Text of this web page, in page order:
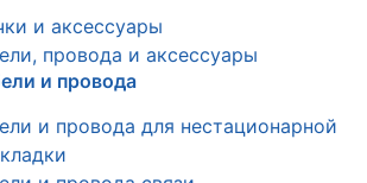
и аксессуары
провода и аксессуары
и провода
и провода для нестационарной